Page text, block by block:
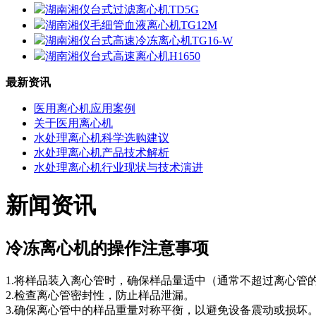
湖南湘仪台式过滤离心机TD5G
湖南湘仪毛细管血液离心机TG12M
湖南湘仪台式高速冷冻离心机TG16-W
湖南湘仪台式高速离心机H1650
最新资讯
医用离心机应用案例
关于医用离心机
水处理离心机科学选购建议
水处理离心机产品技术解析
水处理离心机行业现状与技术演进
新闻资讯
冷冻离心机的操作注意事项
1.将样品装入离心管时，确保样品量适中（通常不超过离心管的
2.检查离心管密封性，防止样品泄漏。
3.确保离心管中的样品重量对称平衡，以避免设备震动或损坏。